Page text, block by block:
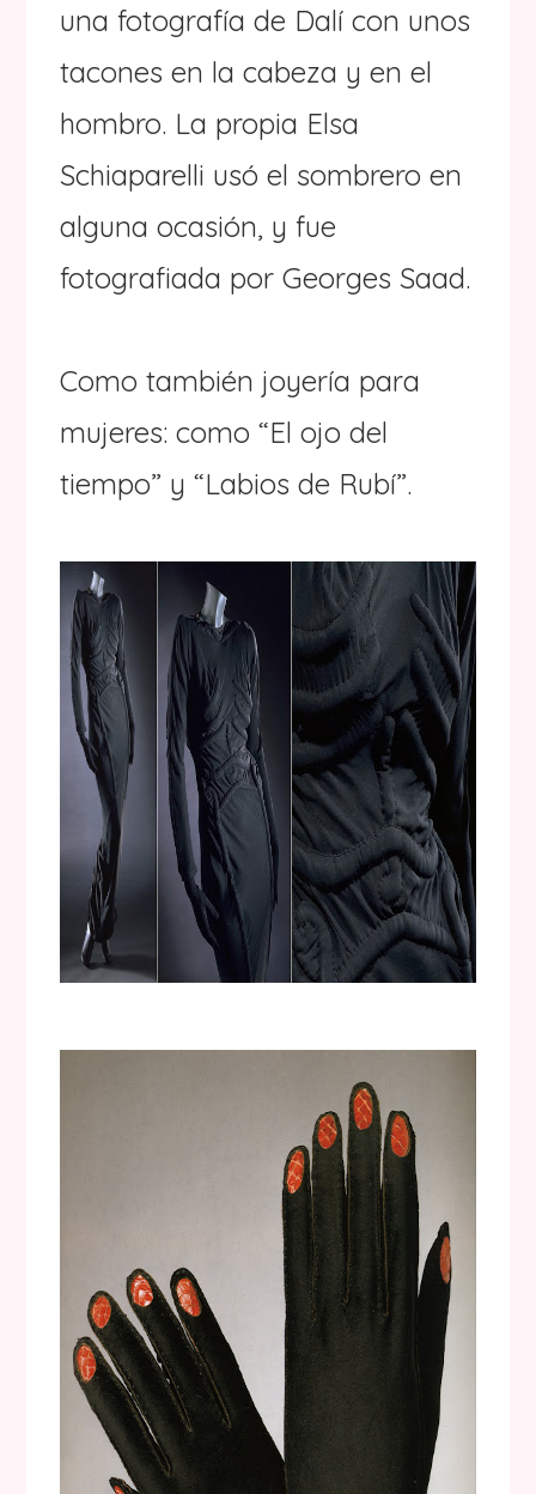
una fotografía de Dalí con unos
tacones en la cabeza y en el
hombro. La propia Elsa
Schiaparelli usó el sombrero en
alguna ocasión, y fue
fotografiada por Georges Saad.
Como también joyería para
mujeres: como “El ojo del
tiempo” y “Labios de Rubí”.